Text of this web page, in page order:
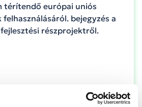
térítendő európai uniós
bejegyzés a
részprojektről.